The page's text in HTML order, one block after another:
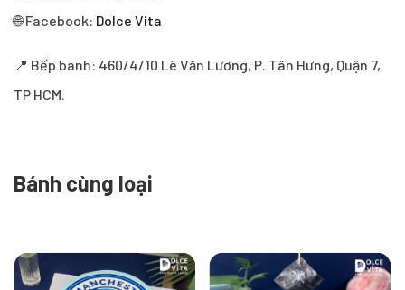
🌐 Facebook: Dolce Vita
📍 Bếp bánh: 460/4/10 Lê Văn Lương, P. Tân Hưng, Quận 7,
TP HCM.
Bánh cùng loại